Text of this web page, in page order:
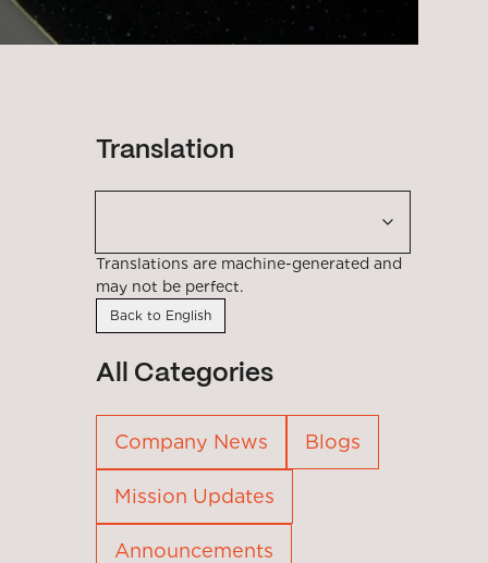
Translation
Translations are machine-generated and
may not be perfect.
Back to English
All Categories
Company News Blogs
Mission Updates
Announcements